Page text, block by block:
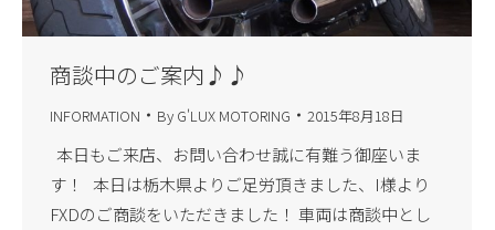
商談中のご案内♪♪
INFORMATION By G'LUX MOTORING 2015年8月18日
本日もご来店、お問い合わせ誠に有難う御座いま
す！ 本日は栃木県よりご足労頂きました、I様より
FXDのご商談をいただきました！ 車両は商談中とし